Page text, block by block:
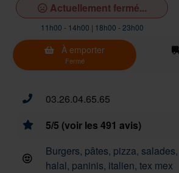
Actuellement fermé...
11h00 - 14h00 | 18h00 - 23h00
À emporter
Fermé
03.26.04.65.65
5/5 (voir les 491 avis)
Burgers, pâtes, pizza,
halal, paninis, italien, tex mex